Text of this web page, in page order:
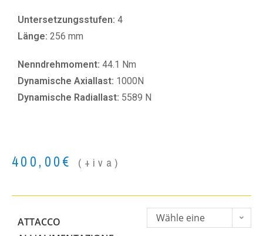
Untersetzungsstufen: 4
Länge: 256 mm
Nenndrehmoment: 44.1 Nm
Dynamische Axiallast: 1000N
Dynamische Radiallast: 5589 N
400,00€ (+iva)
ATTACCO
Wähle eine